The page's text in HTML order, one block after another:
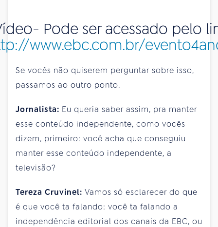
Pode ser acessado pelo
www.ebc.com.br/
Se vocês não quiserem perguntar sobre isso,
passamos ao outro ponto.
Jornalista: Eu queria saber assim, pra manter
esse conteúdo independente, como vocês
dizem, primeiro: você acha que conseguiu
manter esse conteúdo independente, a
televisão?
Tereza Cruvinel: Vamos só esclarecer do que
é que você ta falando: você ta falando a
independência editorial dos canais da EBC, ou